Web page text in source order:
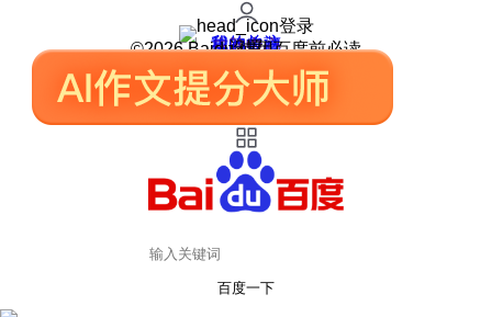
登录
我的关注
我的收藏
皮肤中心
用户反馈
设置
©2026 Baidu 使用百度前必读
百度一下